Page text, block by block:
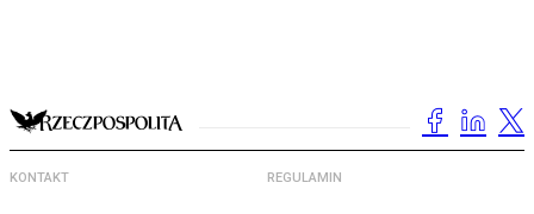
KONTAKT REGULAMIN